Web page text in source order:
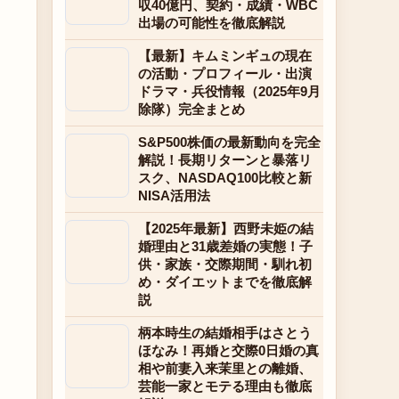
収40億円、契約・成績・WBC
出場の可能性を徹底解説
【最新】キムミンギュの現在
の活動・プロフィール・出演
ドラマ・兵役情報（2025年9月
除隊）完全まとめ
S&P500株価の最新動向を完全
解説！長期リターンと暴落リ
スク、NASDAQ100比較と新
NISA活用法
【2025年最新】西野未姫の結
婚理由と31歳差婚の実態！子
供・家族・交際期間・馴れ初
め・ダイエットまでを徹底解
説
柄本時生の結婚相手はさとう
ほなみ！再婚と交際0日婚の真
相や前妻入来茉里との離婚、
芸能一家とモテる理由も徹底